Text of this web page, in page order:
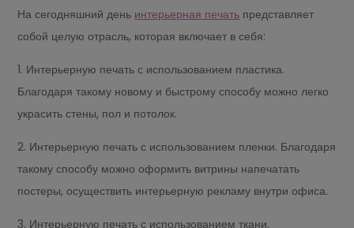
На сегодняшний день интерьерная печать представляет
собой целую отрасль, которая включает в себя:
1. Интерьерную печать с использованием пластика.
Благодаря такому новому и быстрому способу можно легко
украсить стены, пол и потолок.
2. Интерьерную печать с использованием пленки. Благодаря
такому способу можно оформить витрины напечатать
постеры, осуществить интерьерную рекламу внутри офиса.
3. Интерьерную печать с использованием ткани.